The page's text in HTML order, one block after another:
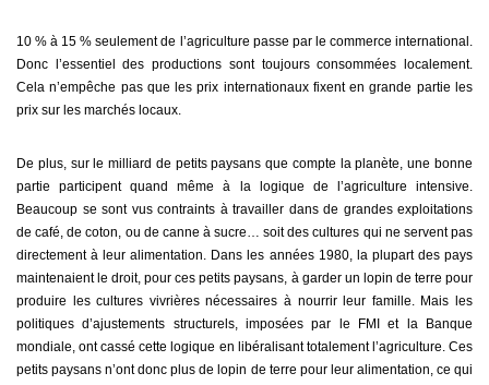
10 % à 15 % seulement de l’agriculture passe par le commerce international.
Donc l’essentiel des productions sont toujours consommées localement.
Cela n’empêche pas que les prix internationaux fixent en grande partie les
prix sur les marchés locaux.
De plus, sur le milliard de petits paysans que compte la planète, une bonne
partie participent quand même à la logique de l’agriculture intensive.
Beaucoup se sont vus contraints à travailler dans de grandes exploitations
de café, de coton, ou de canne à sucre… soit des cultures qui ne servent pas
directement à leur alimentation. Dans les années 1980, la plupart des pays
maintenaient le droit, pour ces petits paysans, à garder un lopin de terre pour
produire les cultures vivrières nécessaires à nourrir leur famille. Mais les
politiques d’ajustements structurels, imposées par le FMI et la Banque
mondiale, ont cassé cette logique en libéralisant totalement l’agriculture. Ces
petits paysans n’ont donc plus de lopin de terre pour leur alimentation, ce qui